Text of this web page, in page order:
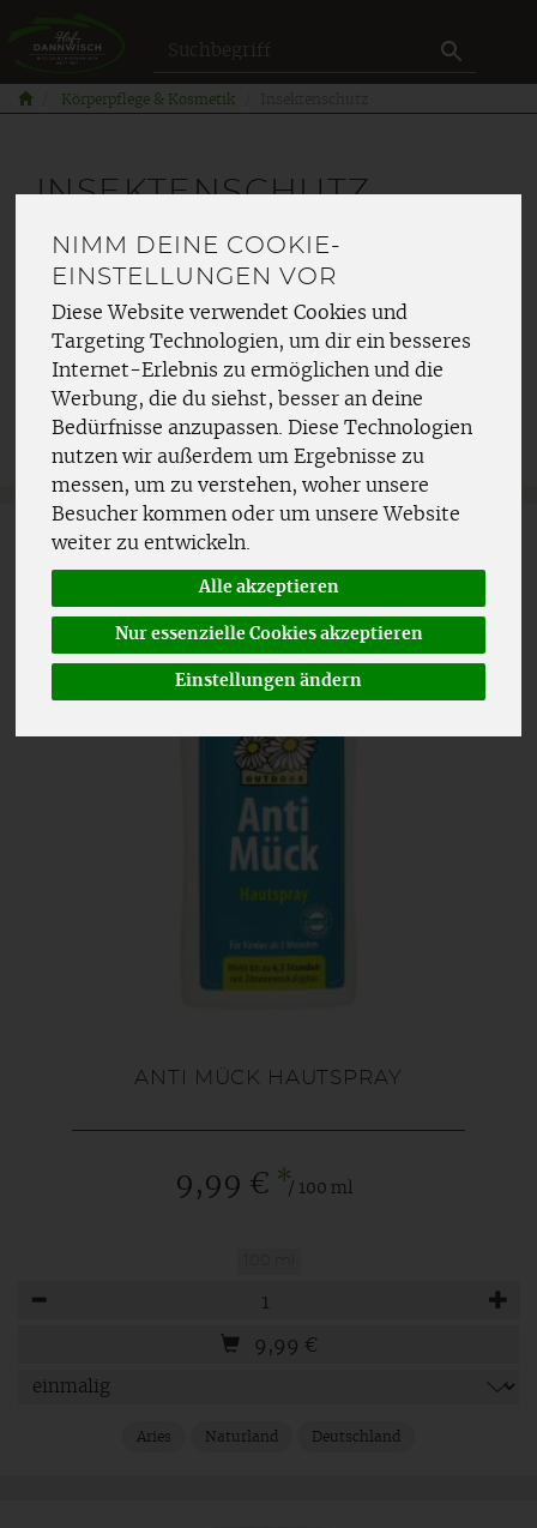
NIMM DEINE COOKIE-
EINSTELLUNGEN VOR
Diese Website verwendet Cookies und
Targeting Technologien, um dir ein besseres
Internet-Erlebnis zu ermöglichen und die
Werbung, die du siehst, besser an deine
Bedürfnisse anzupassen. Diese Technologien
nutzen wir außerdem um Ergebnisse zu
messen, um zu verstehen, woher unsere
Besucher kommen oder um unsere Website
weiter zu entwickeln.
Alle akzeptieren
Nur essenzielle Cookies akzeptieren
Einstellungen ändern
Körperpflege & Kosmetik
INSEKTENSCHUTZ
Hersteller Allergene
ANTI MÜCK HAUTSPRAY
9,99 € */ 100 ml
9,99 €
Aries Naturland Deutschland